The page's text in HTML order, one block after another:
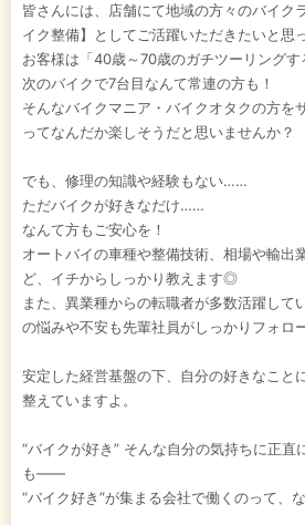
皆さんには、店舗にて地域の方々のバイク
イク整備】としてご活躍いただきたいと思
お客様は「40歳～70歳のガチツーリング
次のバイクで7台目なんて常連の方も！
そんなバイクマニア・バイクオタクの方を
ってなんだか楽しそうだと思いませんか？
でも、修理の知識や経験もない……
ただバイクが好きなだけ……
なんて方もご安心を！
オートバイの車種や整備技術、相場や輸出
ど、イチからしっかり教えます◎
また、異業種からの転職者が多数活躍して
の悩みや不安も先輩社員がしっかりフォロー
安定した経営基盤の下、自分の好きなこと
整えていますよ。
“バイクが好き” そんな自分の気持ちに正直
も――
“バイク好き”が集まる会社で働くのって